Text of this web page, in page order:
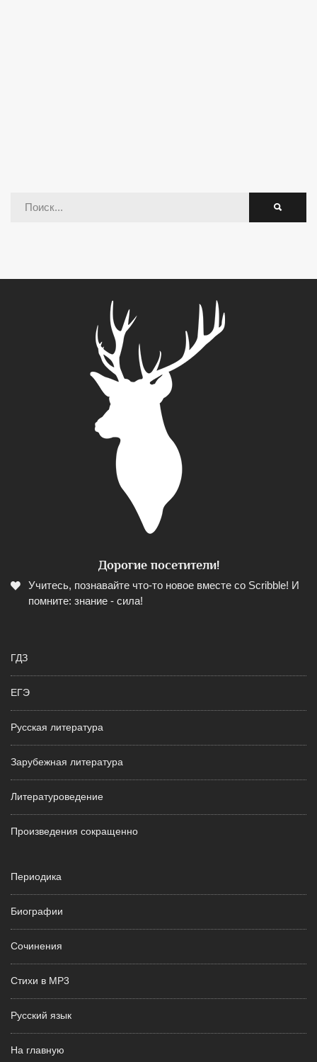
Дорогие посетители!
Учитесь, познавайте что-то новое вместе со Scribble! И
помните: знание - сила!
ГДЗ
ЕГЭ
Русская литература
Зарубежная литература
Литературоведение
Произведения сокращенно
Периодика
Биографии
Сочинения
Стихи в MP3
Русский язык
На главную